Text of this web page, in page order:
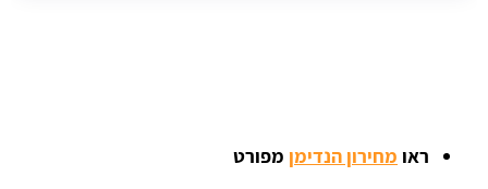
ראו מחירון הנדימן מפורט